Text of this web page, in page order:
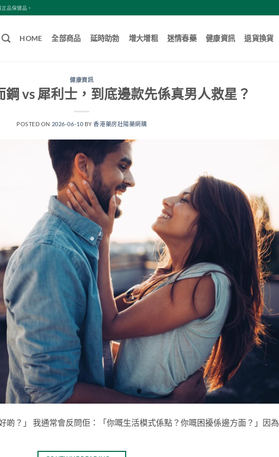
品保健品。
HOME 全部商品 延時助勃 增大增粗 迷情春藥 健康資訊 退貨換貨
健康資訊
鋼 vs 犀利士，到底邊款先係真男人救星？
POSTED ON 2026-06-10 BY香港藥房壯陽藥網購
啲？」 我通常會反問佢：「你嘅生活模式係點？你嘅困擾係邊方面？」因為